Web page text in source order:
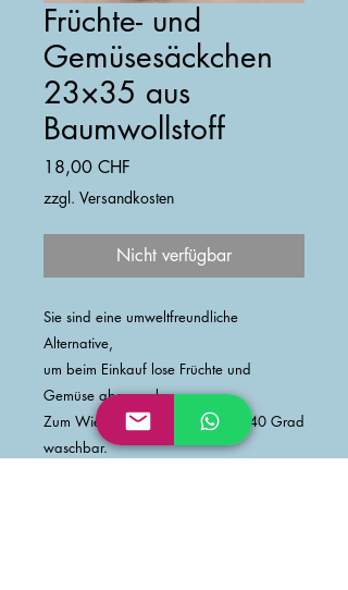
Früchte- und
Gemüsesäckchen
23×35 aus
Baumwollstoff
18,00 CHF
zzgl. Versandkosten
Nicht verfügbar
​Sie sind eine umweltfreundliche
Alternative,
um beim Einkauf lose Früchte und
Gemüse abzupacken.
Zum Wiederverwenden und bei 40 Grad
waschbar.